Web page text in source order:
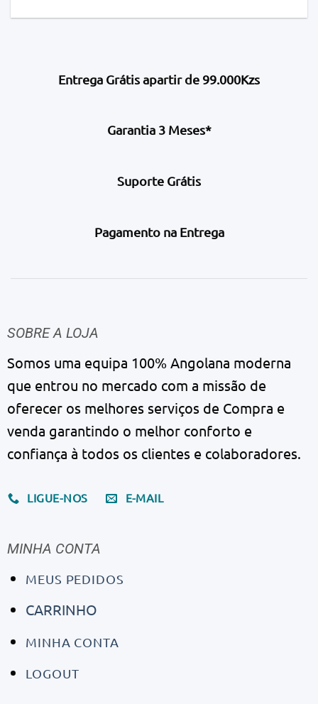
Entrega Grátis apartir de 99.000Kzs
Garantia 3 Meses*
Suporte Grátis
Pagamento na Entrega
SOBRE A LOJA
Somos uma equipa 100% Angolana moderna
que entrou no mercado com a missão de
oferecer os melhores serviços de Compra e
venda garantindo o melhor conforto e
confiança à todos os clientes e colaboradores.
LIGUE-NOS E-MAIL
MINHA CONTA
MEUS PEDIDOS
CARRINHO
MINHA CONTA
LOGOUT